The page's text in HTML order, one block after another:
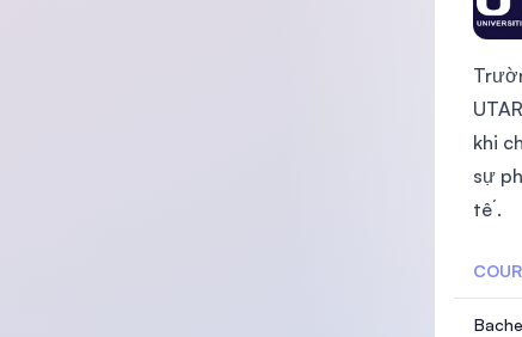
khi
sự
tế .